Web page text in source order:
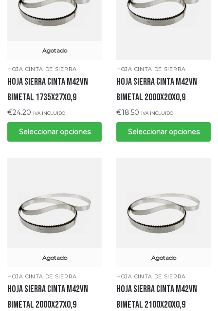
Agotado
HOJA CINTA DE SIERRA
Hoja sierra cinta M42VN
bimetal 1735x27x0,9
€24.20 IVA INCLUIDO
Seleccionar opciones
HOJA CINTA DE SIERRA
Hoja sierra cinta M42VN
bimetal 2000x20x0,9
€18.50 IVA INCLUIDO
Seleccionar opciones
Agotado
HOJA CINTA DE SIERRA
Hoja sierra cinta M42VN
bimetal 2000x27x0,9
Agotado
HOJA CINTA DE SIERRA
Hoja sierra cinta M42VN
bimetal 2100x20x0,9